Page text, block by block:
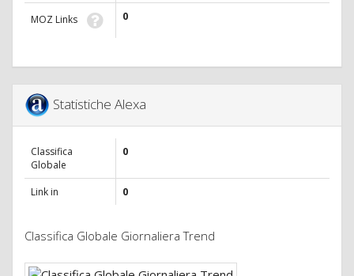
MOZ Links 0
Statistiche Alexa
Classifica
Globale
0
Link in 0
Classifica Globale Giornaliera Trend